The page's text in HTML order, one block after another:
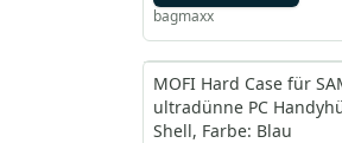
bagmaxx
MOFI Hard Case für
ultradünne PC
Shell, Farbe: Blau